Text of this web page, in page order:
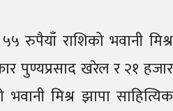
रुपैयाँ राशिको भवानी मिश्र
पुण्यप्रसाद खरेल र २१ हजार
मिश्र झापा साहित्यिक